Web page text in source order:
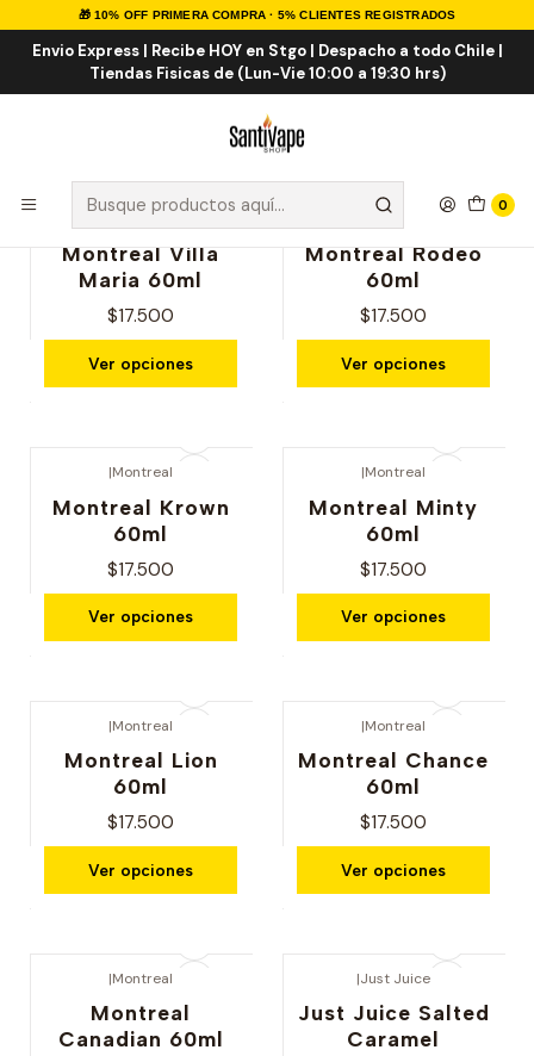
🎁 10% OFF PRIMERA COMPRA · 5% CLIENTES REGISTRADOS
Envio Express | Recibe HOY en Stgo | Despacho a todo Chile |
Tiendas Fisicas de (Lun-Vie 10:00 a 19:30 hrs)
0
Inicio E-LIQUID IMPORTADOS
IMPORTADOS
Montreal
Montreal Villa
Maria 60ml
$17.500
Ver opciones
Montreal
Montreal Rodeo
60ml
$17.500
Ver opciones
|Montreal
Montreal Krown
60ml
$17.500
Ver opciones
|Montreal
Montreal Minty
60ml
$17.500
Ver opciones
|Montreal
Montreal Lion
60ml
$17.500
Ver opciones
|Montreal
Montreal Chance
60ml
$17.500
Ver opciones
|Montreal
Montreal
Canadian 60ml
|Just Juice
Just Juice Salted
Caramel